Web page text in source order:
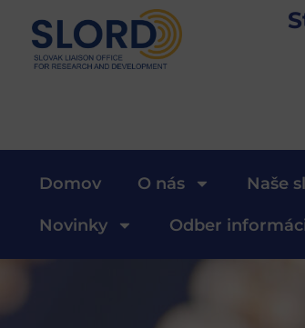
Domov O nás Naše
Novinky Odber